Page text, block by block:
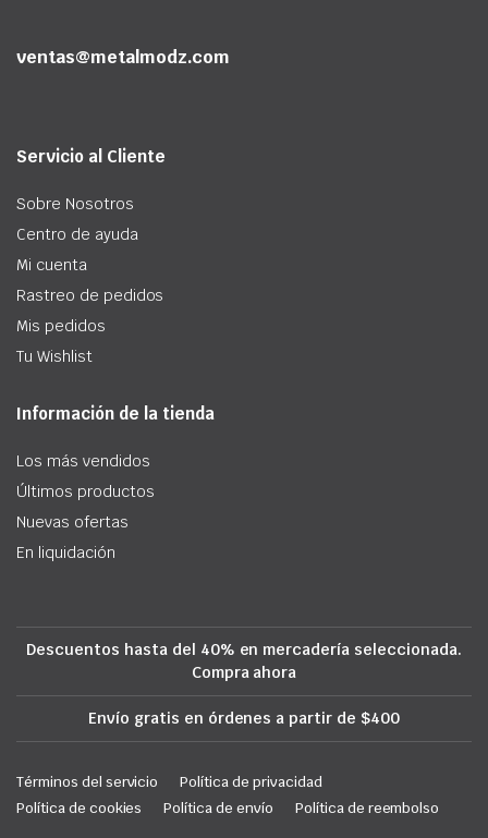
ventas@metalmodz.com
Servicio al Cliente
Sobre Nosotros
Centro de ayuda
Mi cuenta
Rastreo de pedidos
Mis pedidos
Tu Wishlist
Información de la tienda
Los más vendidos
Últimos productos
Nuevas ofertas
En liquidación
Descuentos hasta del 40% en mercadería seleccionada.
Compra ahora
Envío gratis en órdenes a partir de $400
Términos del servicio
Política de privacidad
Política de cookies
Política de envío Política de reembolso